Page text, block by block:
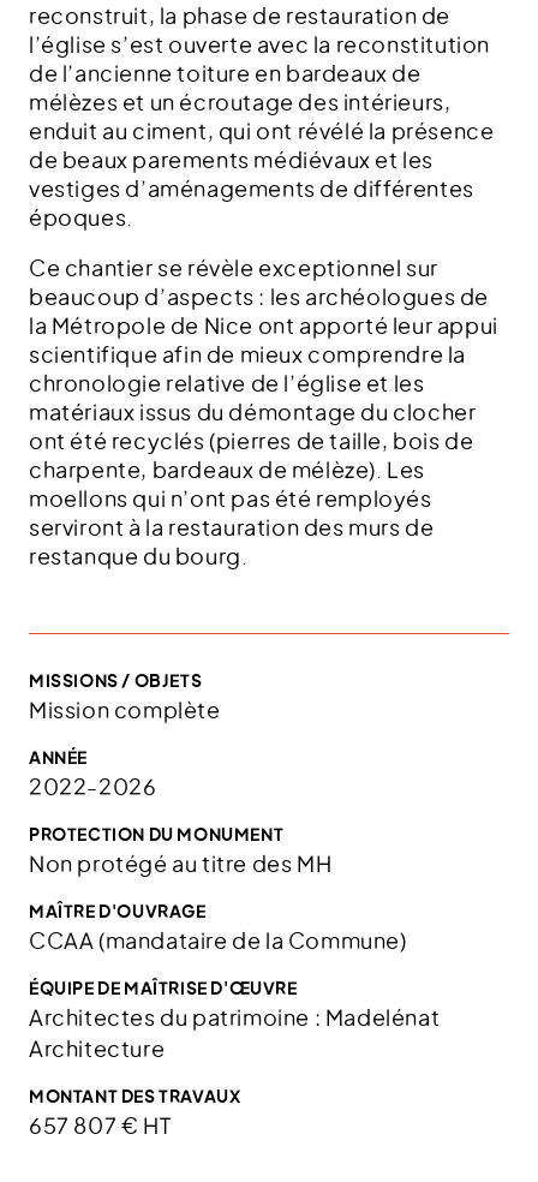
reconstruit, la phase de restauration de
l’église s’est ouverte avec la reconstitution
de l’ancienne toiture en bardeaux de
mélèzes et un écroutage des intérieurs,
enduit au ciment, qui ont révélé la présence
de beaux parements médiévaux et les
vestiges d’aménagements de différentes
époques.
Ce chantier se révèle exceptionnel sur
beaucoup d’aspects : les archéologues de
la Métropole de Nice ont apporté leur appui
scientifique afin de mieux comprendre la
chronologie relative de l’église et les
matériaux issus du démontage du clocher
ont été recyclés (pierres de taille, bois de
charpente, bardeaux de mélèze). Les
moellons qui n’ont pas été remployés
serviront à la restauration des murs de
restanque du bourg.
MISSIONS / OBJETS
Mission complète
ANNÉE
2022-2026
PROTECTION DU MONUMENT
Non protégé au titre des MH
MAÎTRE D'OUVRAGE
CCAA (mandataire de la Commune)
ÉQUIPE DE MAÎTRISE D'ŒUVRE
Architectes du patrimoine : Madelénat
Architecture
MONTANT DES TRAVAUX
657 807 € HT